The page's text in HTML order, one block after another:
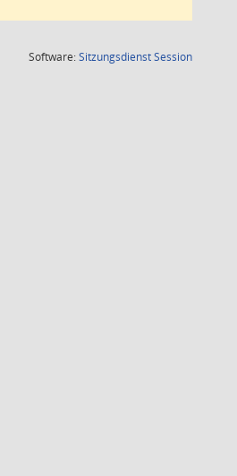
Software:SitzungsdienstSession(Wird in